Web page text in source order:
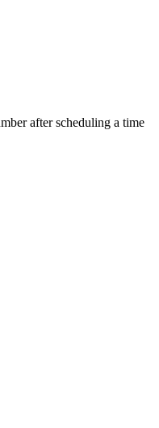
after scheduling a time